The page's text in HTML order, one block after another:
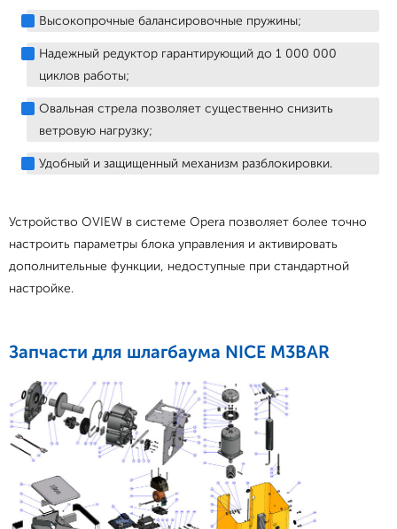
Высокопрочные балансировочные пружины;
Надежный редуктор гарантирующий до 1 000 000
циклов работы;
Овальная стрела позволяет существенно снизить
ветровую нагрузку;
Удобный и защищенный механизм разблокировки.
Устройство OVIEW в системе Opera позволяет более точно
настроить параметры блока управления и активировать
дополнительные функции, недоступные при стандартной
настройке.
Запчасти для шлагбаума NICE M3BAR